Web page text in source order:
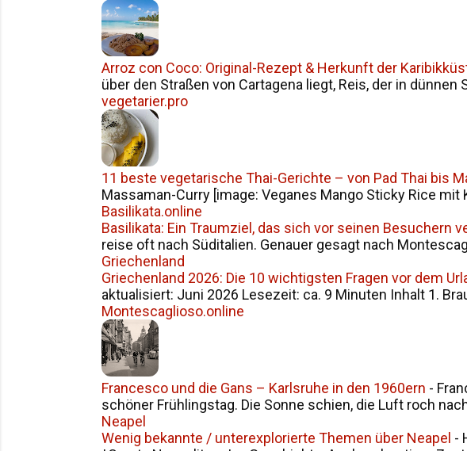
Arroz con Coco: Original-Rezept & Herkunft der
über den Straßen von Cartagena liegt, Reis, der in dünnen
vegetarier.pro
11 beste vegetarische Thai-Gerichte – von Pad Thai bis
Massaman-Curry [image: Veganes Mango Sticky Rice
Basilikata.online
Basilikata: Ein Traumziel, das sich vor seinen Besuchern
reise oft nach Süditalien. Genauer gesagt nach
Griechenland
Griechenland 2026: Die 10 wichtigsten Fragen vor dem
aktualisiert: Juni 2026 Lesezeit: ca. 9 Minuten Inhalt 1.
Montescaglioso.online
Francesco und die Gans – Karlsruhe in den 1960ern -
schöner Frühlingstag. Die Sonne schien, die Luft roch
Neapel
Wenig bekannte / unterexplorierte Themen über Neapel -